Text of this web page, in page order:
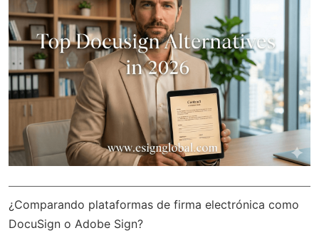
¿Comparando plataformas de firma electrónica como
DocuSign o Adobe Sign?